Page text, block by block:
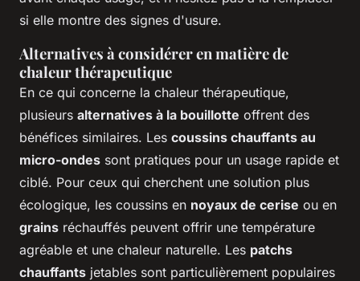
si elle montre des signes d'usure.
Alternatives à considérer en matière de
chaleur thérapeutique
En ce qui concerne la chaleur thérapeutique,
plusieurs alternatives à la bouillotte offrent des
bénéfices similaires. Les coussins chauffants au
micro-ondes sont pratiques pour un usage rapide et
ciblé. Pour ceux qui cherchent une solution plus
écologique, les coussins en noyaux de cerise ou en
grains réchauffés peuvent offrir une température
agréable et une chaleur naturelle. Les patchs
chauffants jetables sont particulièrement populaires